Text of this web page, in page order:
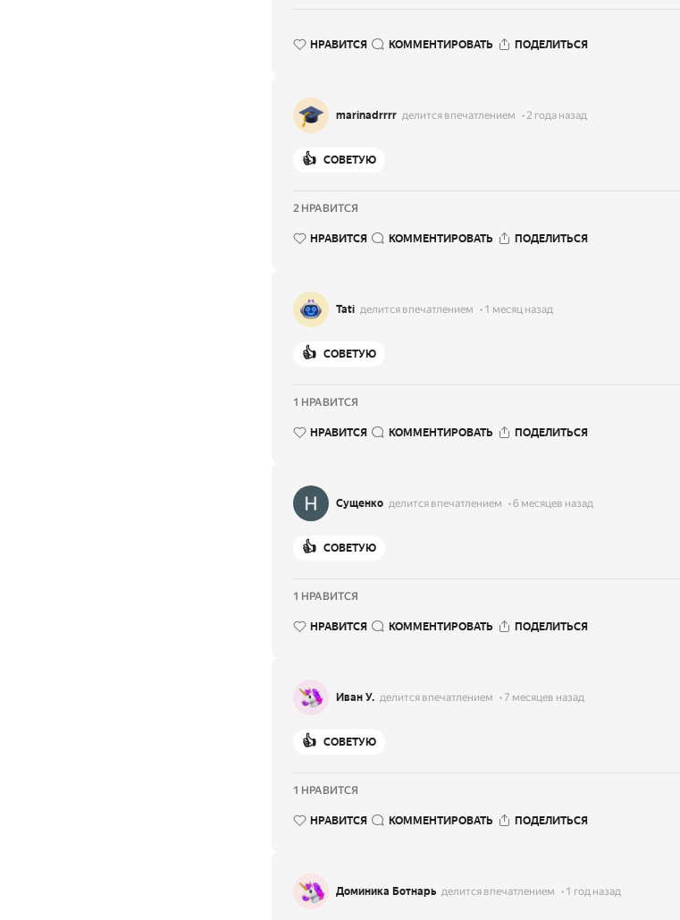
НРАВИТСЯ КОММЕНТИРОВАТЬ ПОДЕЛИТЬСЯ
marinadrrrr делится впечатлением 2 года назад
👍 СОВЕТУЮ
2 НРАВИТСЯ
НРАВИТСЯ КОММЕНТИРОВАТЬ ПОДЕЛИТЬСЯ
Tati делится впечатлением 1 месяц назад
👍 СОВЕТУЮ
1 НРАВИТСЯ
НРАВИТСЯ КОММЕНТИРОВАТЬ ПОДЕЛИТЬСЯ
Сущенко делится впечатлением 6 месяцев назад
👍 СОВЕТУЮ
1 НРАВИТСЯ
НРАВИТСЯ КОММЕНТИРОВАТЬ ПОДЕЛИТЬСЯ
Иван У. делится впечатлением 7 месяцев назад
👍 СОВЕТУЮ
1 НРАВИТСЯ
НРАВИТСЯ КОММЕНТИРОВАТЬ ПОДЕЛИТЬСЯ
Доминика Ботнарь делится впечатлением 1 год назад